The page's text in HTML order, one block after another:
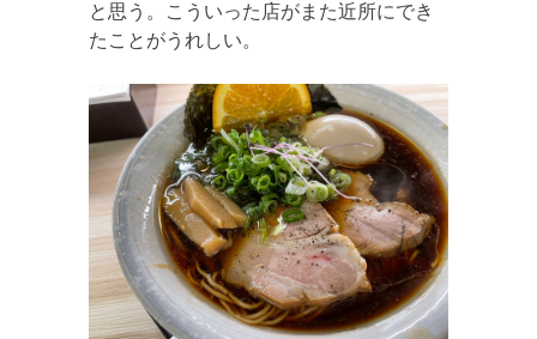
と思う。こういった店がまた近所にでき
たことがうれしい。